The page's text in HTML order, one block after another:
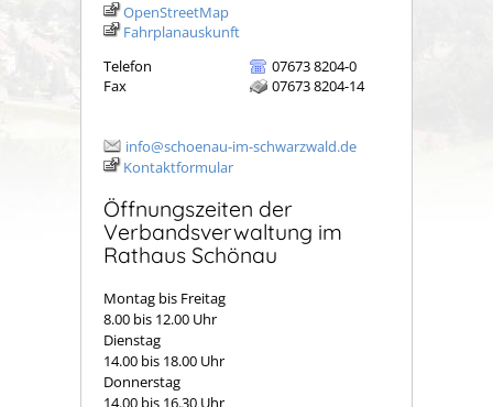
OpenStreetMap
Fahrplanauskunft
Telefon
07673 8204-0
Fax
07673 8204-14
info@schoenau-im-schwarzwald.de
Kontaktformular
Öffnungszeiten der
Verbandsverwaltung im
Rathaus Schönau
Montag bis Freitag
8.00 bis 12.00 Uhr
Dienstag
14.00 bis 18.00 Uhr
Donnerstag
14.00 bis 16.30 Uhr